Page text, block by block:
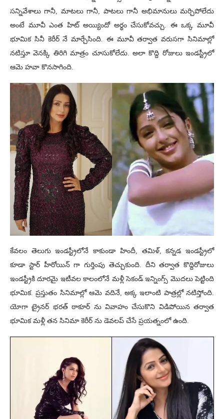
సన్నివేశాలు గానీ, మాటలు గానీ, పాటలు గానీ అభిమానులు మర్చిపోలేదు
అంటే మూవీ ఎంత హిట్ అయ్యిందో అర్థం చేసుకోవచ్చు. ఈ ఒక్క మూవీ
భూమిక సినీ కెరీర్ నే మార్చేసింది. ఈ మూవీ తర్వాత వరుసగా సినిమాల్లో
నటిస్తూ వెనక్కి తిరిగి మాత్రం చూసుకోలేదు. అలా కొద్ది రోజులు ఇండస్ట్రీలో
ఆమె హవా కొనసాగింది.
కేవలం తెలుగు ఇండస్ట్రీలోనే కాకుండా హిందీ, తమిళ్, కన్నడ ఇండస్ట్రీలో
కూడా స్టార్ హీరోయిన్ గా గుర్తింపు తెచ్చుకుంది. దీని తర్వాత కొద్దిరోజులు
ఇండస్ట్రీకి దూరమై ఇటీవల కాలంలోనే మళ్లీ సెకండ్ ఇన్నింగ్స్ మొదలు పెట్టింది
భూమిక. ప్రస్తుతం సినిమాల్లో ఆమె వదినే, అక్క ఇలాంటి పాత్రల్లో నటిస్తోంది.
యోగా ట్రైనర్ భరత్ ఠాకూర్ ను వివాహం చేసుకొని విడిపోయిన తర్వాత
భూమిక మళ్లీ తన సినిమా కెరీర్ ను డెవలప్ చేసే ప్రయత్నంలో ఉంది.